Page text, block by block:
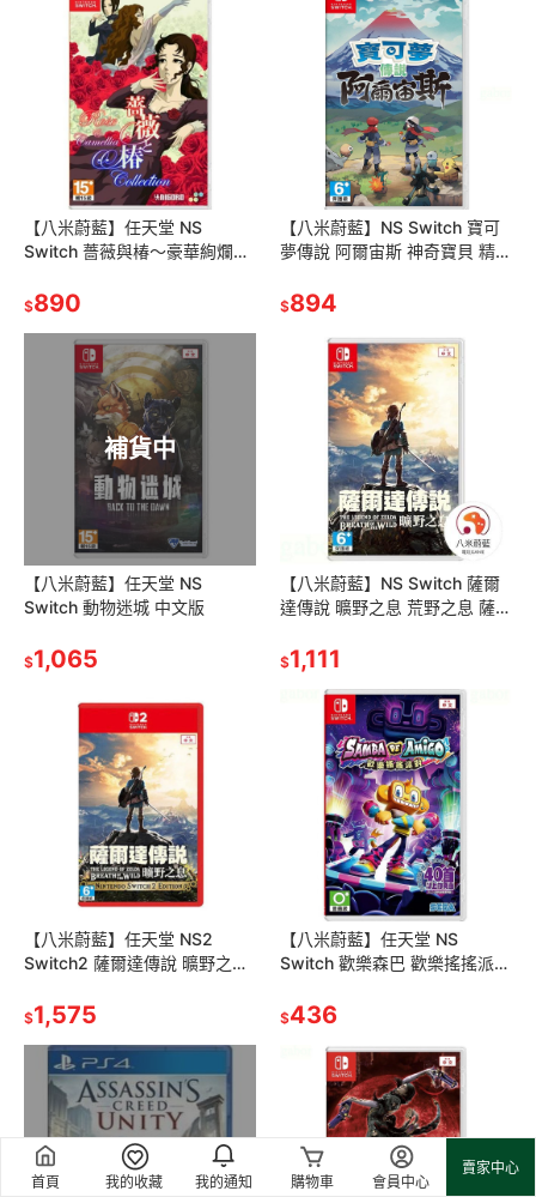
首頁 我的收藏 我的通知 購物車 會員中心
賣家中心
【八米蔚藍】任天堂 NS
Switch 薔薇與椿～豪華絢爛版
$890
【八米蔚藍】NS Switch 寶可
夢傳說 阿爾宙斯 神奇寶貝 精靈
$894
補貨中
【八米蔚藍】任天堂 NS
Switch 動物迷城 中文版
$1,065
【八米蔚藍】NS Switch 薩爾
達傳說 曠野之息 荒野之息 薩爾
$1,111
【八米蔚藍】任天堂 NS2
Switch2 薩爾達傳說 曠野之息
$1,575
【八米蔚藍】任天堂 NS
Switch 歡樂森巴 歡樂搖搖派對
$436
補貨中